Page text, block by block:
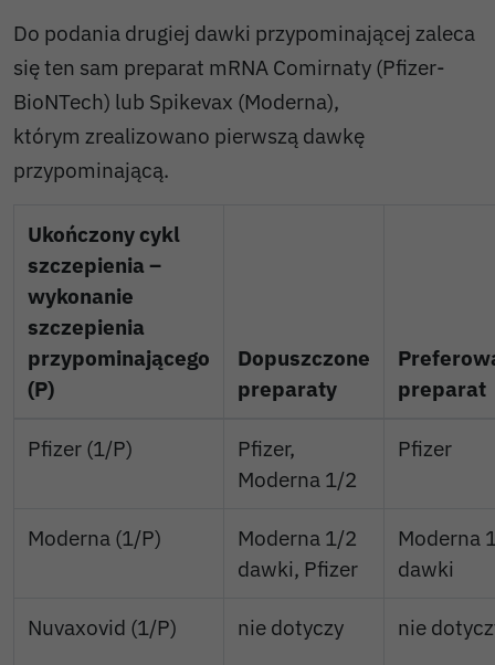
Do podania drugiej dawki przypominającej zaleca
się ten sam preparat mRNA Comirnaty (Pfizer-
BioNTech) lub Spikevax (Moderna),
którym zrealizowano pierwszą dawkę
przypominającą.
Ukończony cykl
szczepienia –
wykonanie
szczepienia
przypominającego
(P)
Dopuszczone
preparaty
preparat
Pfizer (1/P)
Pfizer,
Moderna 1/2
Pfizer
Moderna (1/P)
Moderna 1/2
dawki, Pfizer
Moderna
dawki
Nuvaxovid (1/P) nie dotyczy nie